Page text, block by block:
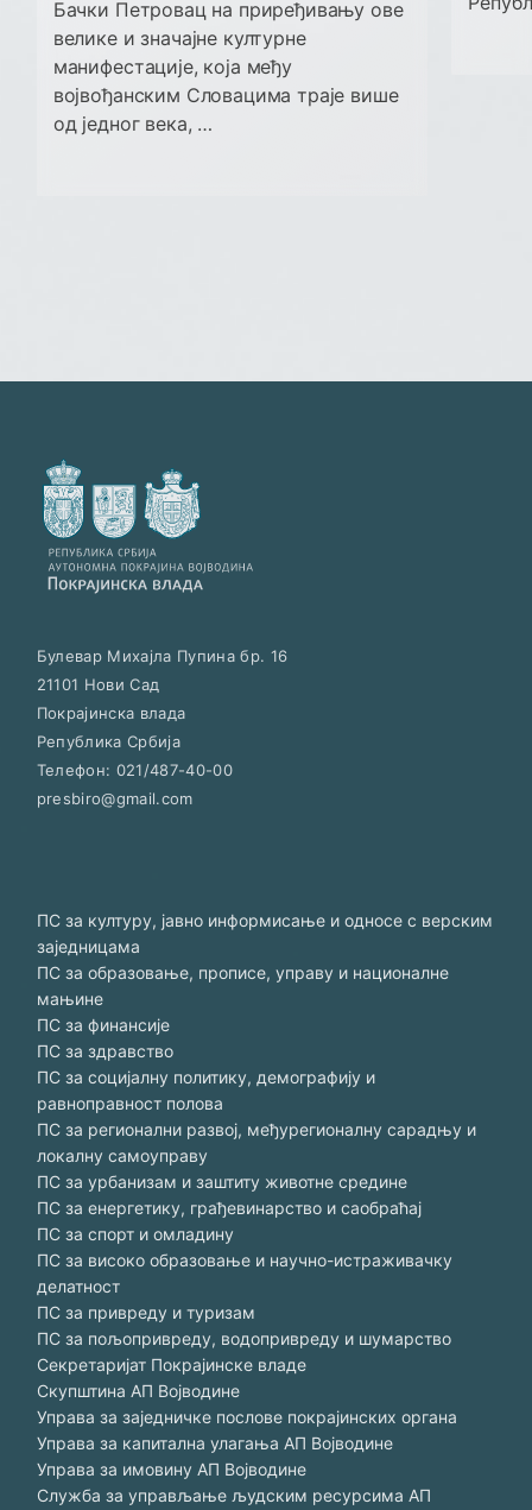
Бачки Петровац на приређивању ове
велике и значајне културне
манифестације, која међу
војвођанским Словацима траје више
од једног века, …
ПС за културу, јавно информисање и односе с верским
заједницама
ПС за образовање, прописе, управу и националне
мањине
ПС за финансије
ПС за здравство
ПС за социјалну политику, демографију и
равноправност полова
ПС за регионални развој, међурегионалну сарадњу и
локалну самоуправу
ПС за урбанизам и заштиту животне средине
ПС за енергетику, грађевинарство и саобраћај
ПС за спорт и омладину
ПС за високо образовање и научно-истраживачку
делатност
ПС за привреду и туризам
ПС за пољопривреду, водопривреду и шумарство
Секретаријат Покрајинске владе
Скупштина АП Војводине
Управа за заједничке послове покрајинских органа
Управа за капитална улагања АП Војводине
Управа за имовину АП Војводине
Служба за управљање људским ресурсима АП
Булевар Михајла Пупина бр. 16
21101 Нови Сад
Покрајинска влада
Република Србија
Телефон: 021/487-40-00
presbiro@gmail.com